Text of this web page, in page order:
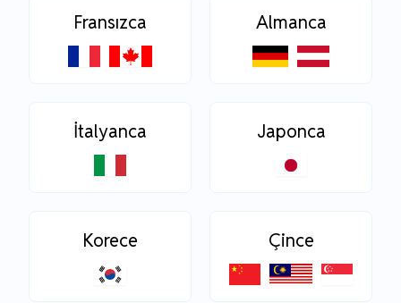
Fransızca Almanca
İtalyanca Japonca
Korece Çince